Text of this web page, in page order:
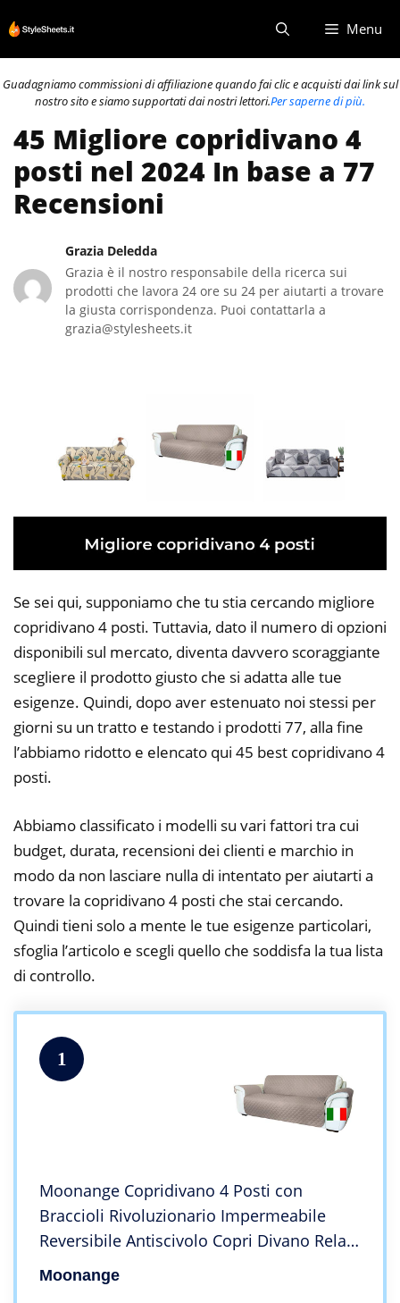
al
contenuto
Menu
Guadagniamo commissioni di affiliazione quando fai clic e acquisti dai link sul
nostro sito e siamo supportati dai nostri lettori.Per saperne di più.
45 Migliore copridivano 4
posti nel 2024 In base a 77
Recensioni
Grazia Deledda
Grazia è il nostro responsabile della ricerca sui
prodotti che lavora 24 ore su 24 per aiutarti a trovare
la giusta corrispondenza. Puoi contattarla a
grazia@stylesheets.it
Se sei qui, supponiamo che tu stia cercando migliore
copridivano 4 posti. Tuttavia, dato il numero di opzioni
disponibili sul mercato, diventa davvero scoraggiante
scegliere il prodotto giusto che si adatta alle tue
esigenze. Quindi, dopo aver estenuato noi stessi per
giorni su un tratto e testando i prodotti 77, alla fine
l’abbiamo ridotto e elencato qui 45 best copridivano 4
posti.
Abbiamo classificato i modelli su vari fattori tra cui
budget, durata, recensioni dei clienti e marchio in
modo da non lasciare nulla di intentato per aiutarti a
trovare la copridivano 4 posti che stai cercando.
Quindi tieni solo a mente le tue esigenze particolari,
sfoglia l’articolo e scegli quello che soddisfa la tua lista
di controllo.
1
Moonange Copridivano 4 Posti con
Braccioli Rivoluzionario Impermeabile
Reversibile Antiscivolo Copri Divano Relax
Antimacchia Antigraffio Cani Gatti
Moderno Salvadivano Seduta 200 cm
Moonange